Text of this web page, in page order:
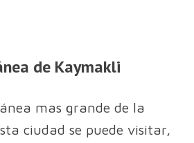
de Kaymakli
mas grande de la
ciudad se puede visitar,